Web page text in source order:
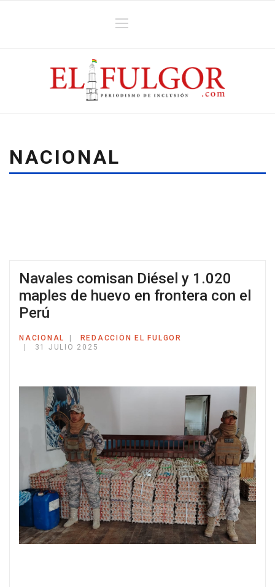
NACIONAL
Navales comisan Diésel y 1.020
maples de huevo en frontera con el
Perú
NACIONAL
REDACCIÓN EL FULGOR
31 JULIO 2025